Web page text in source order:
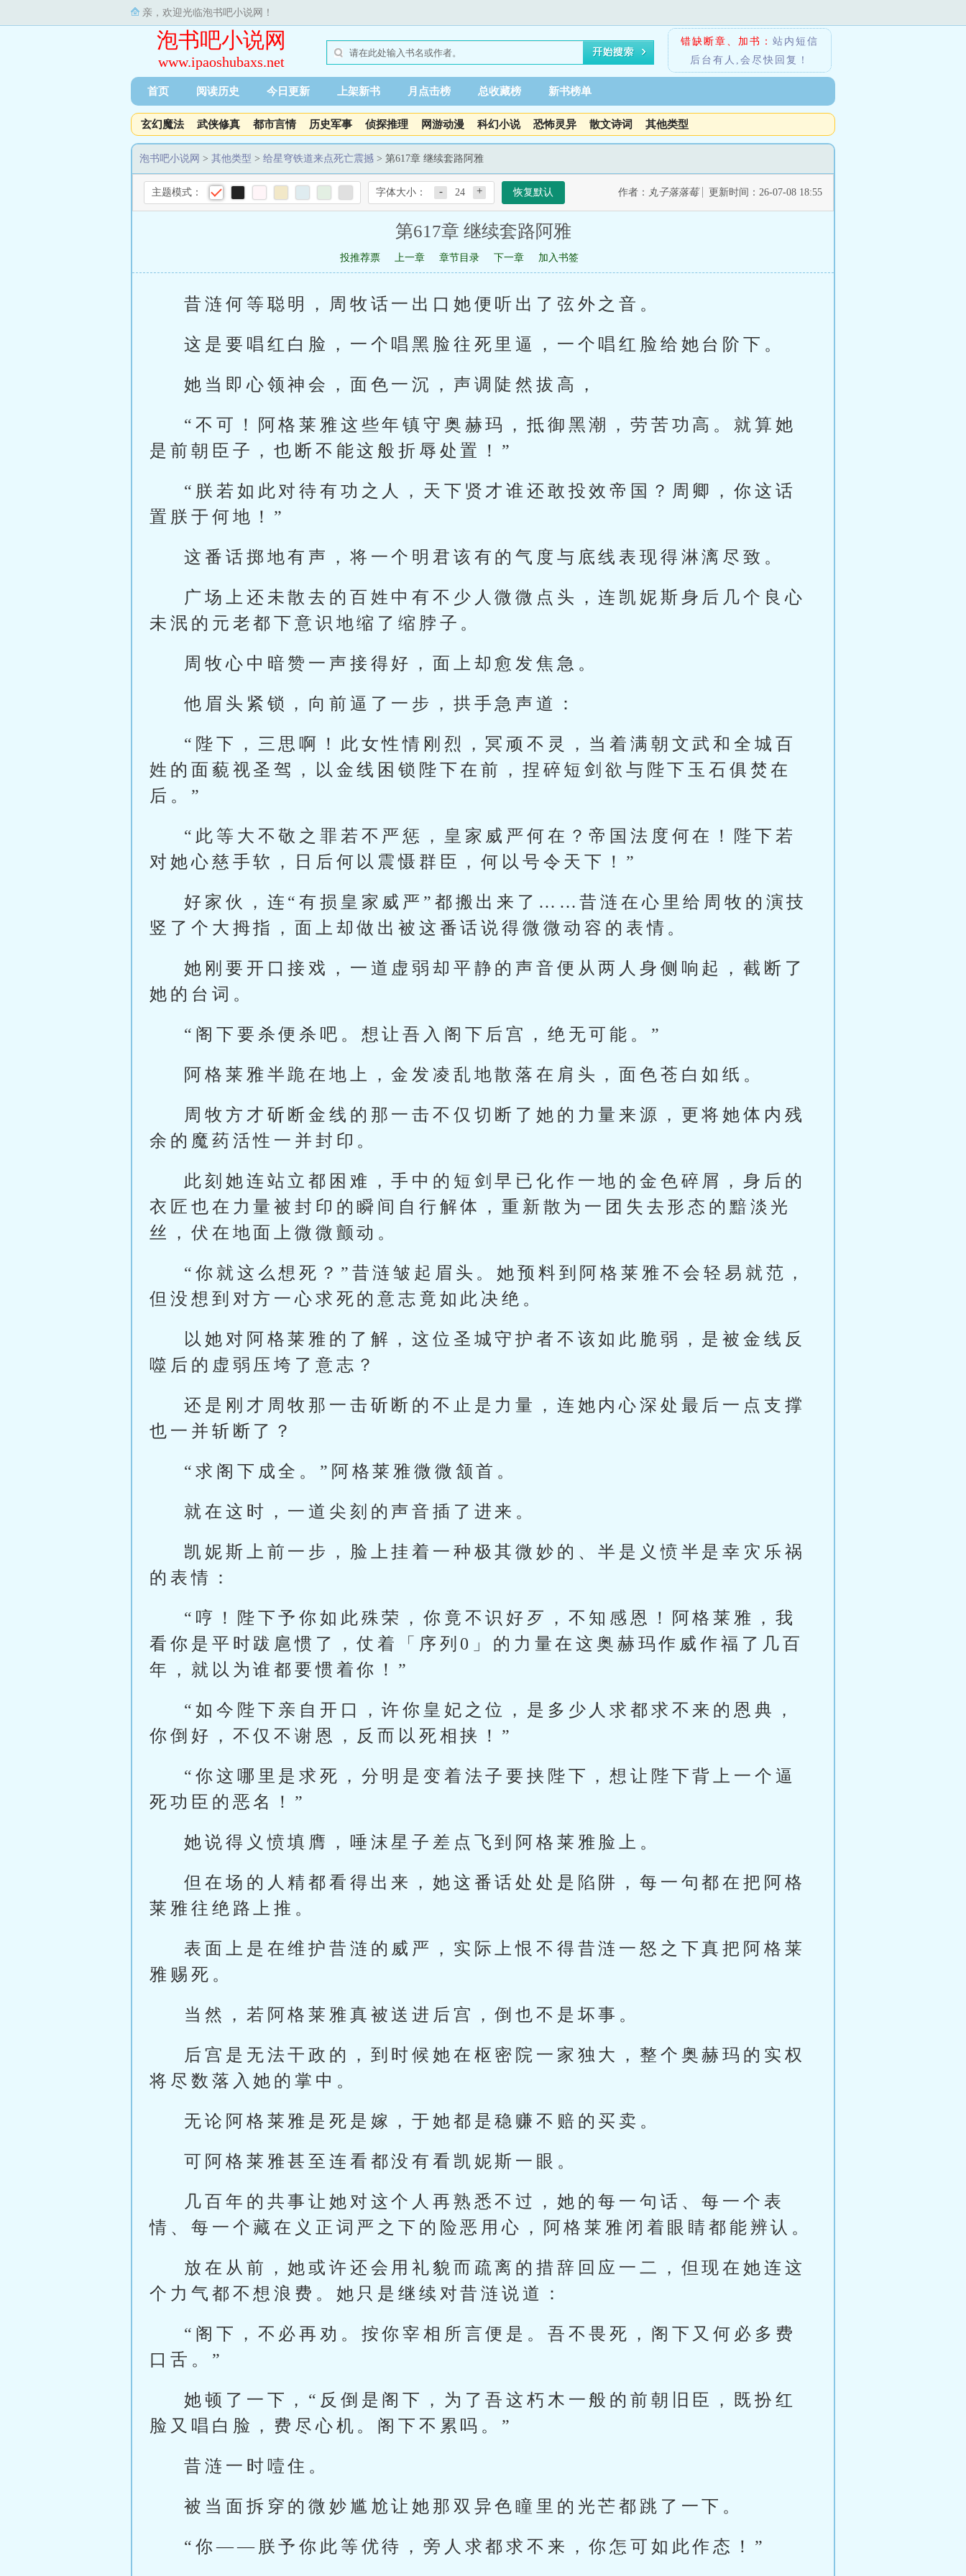
亲，欢迎光临泡书吧小说网！
泡书吧小说网
www.ipaoshubaxs.net
错缺断章、加书： 站内短信
后台有人,会尽快回复！
首页 阅读历史 今日更新 上架新书 月点击榜 总收藏榜 新书榜单
玄幻魔法 武侠修真 都市言情 历史军事 侦探推理 网游动漫 科幻小说 恐怖灵异 散文诗词 其他类型
泡书吧小说网 > 其他类型 > 给星穹铁道来点死亡震撼 > 第617章 继续套路阿雅
主题模式： 字体大小： - 24 + 恢复默认 作者： 丸子落落莓 更新时间：26-07-08 18:55
第617章 继续套路阿雅
投推荐票 上一章 章节目录 下一章 加入书签
昔涟何等聪明，周牧话一出口她便听出了弦外之音。
这是要唱红白脸，一个唱黑脸往死里逼，一个唱红脸给她台阶下。
她当即心领神会，面色一沉，声调陡然拔高，
“不可！阿格莱雅这些年镇守奥赫玛，抵御黑潮，劳苦功高。就算她
是前朝臣子，也断不能这般折辱处置！”
“朕若如此对待有功之人，天下贤才谁还敢投效帝国？周卿，你这话
置朕于何地！”
这番话掷地有声，将一个明君该有的气度与底线表现得淋漓尽致。
广场上还未散去的百姓中有不少人微微点头，连凯妮斯身后几个良心
未泯的元老都下意识地缩了缩脖子。
周牧心中暗赞一声接得好，面上却愈发焦急。
他眉头紧锁，向前逼了一步，拱手急声道：
“陛下，三思啊！此女性情刚烈，冥顽不灵，当着满朝文武和全城百
姓的面藐视圣驾，以金线困锁陛下在前，捏碎短剑欲与陛下玉石俱焚在
后。”
“此等大不敬之罪若不严惩，皇家威严何在？帝国法度何在！陛下若
对她心慈手软，日后何以震慑群臣，何以号令天下！”
好家伙，连“有损皇家威严”都搬出来了……昔涟在心里给周牧的演技
竖了个大拇指，面上却做出被这番话说得微微动容的表情。
她刚要开口接戏，一道虚弱却平静的声音便从两人身侧响起，截断了
她的台词。
“阁下要杀便杀吧。想让吾入阁下后宫，绝无可能。”
阿格莱雅半跪在地上，金发凌乱地散落在肩头，面色苍白如纸。
周牧方才斫断金线的那一击不仅切断了她的力量来源，更将她体内残
余的魔药活性一并封印。
此刻她连站立都困难，手中的短剑早已化作一地的金色碎屑，身后的
衣匠也在力量被封印的瞬间自行解体，重新散为一团失去形态的黯淡光
丝，伏在地面上微微颤动。
“你就这么想死？”昔涟皱起眉头。她预料到阿格莱雅不会轻易就范，
但没想到对方一心求死的意志竟如此决绝。
以她对阿格莱雅的了解，这位圣城守护者不该如此脆弱，是被金线反
噬后的虚弱压垮了意志？
还是刚才周牧那一击斫断的不止是力量，连她内心深处最后一点支撑
也一并斩断了？
“求阁下成全。”阿格莱雅微微颔首。
就在这时，一道尖刻的声音插了进来。
凯妮斯上前一步，脸上挂着一种极其微妙的、半是义愤半是幸灾乐祸
的表情：
“哼！陛下予你如此殊荣，你竟不识好歹，不知感恩！阿格莱雅，我
看你是平时跋扈惯了，仗着「序列0」的力量在这奥赫玛作威作福了几百
年，就以为谁都要惯着你！”
“如今陛下亲自开口，许你皇妃之位，是多少人求都求不来的恩典，
你倒好，不仅不谢恩，反而以死相挟！”
“你这哪里是求死，分明是变着法子要挟陛下，想让陛下背上一个逼
死功臣的恶名！”
她说得义愤填膺，唾沫星子差点飞到阿格莱雅脸上。
但在场的人精都看得出来，她这番话处处是陷阱，每一句都在把阿格
莱雅往绝路上推。
表面上是在维护昔涟的威严，实际上恨不得昔涟一怒之下真把阿格莱
雅赐死。
当然，若阿格莱雅真被送进后宫，倒也不是坏事。
后宫是无法干政的，到时候她在枢密院一家独大，整个奥赫玛的实权
将尽数落入她的掌中。
无论阿格莱雅是死是嫁，于她都是稳赚不赔的买卖。
可阿格莱雅甚至连看都没有看凯妮斯一眼。
几百年的共事让她对这个人再熟悉不过，她的每一句话、每一个表
情、每一个藏在义正词严之下的险恶用心，阿格莱雅闭着眼睛都能辨认。
放在从前，她或许还会用礼貌而疏离的措辞回应一二，但现在她连这
个力气都不想浪费。她只是继续对昔涟说道：
“阁下，不必再劝。按你宰相所言便是。吾不畏死，阁下又何必多费
口舌。”
她顿了一下，“反倒是阁下，为了吾这朽木一般的前朝旧臣，既扮红
脸又唱白脸，费尽心机。阁下不累吗。”
昔涟一时噎住。
被当面拆穿的微妙尴尬让她那双异色瞳里的光芒都跳了一下。
“你——朕予你此等优待，旁人求都求不来，你怎可如此作态！”